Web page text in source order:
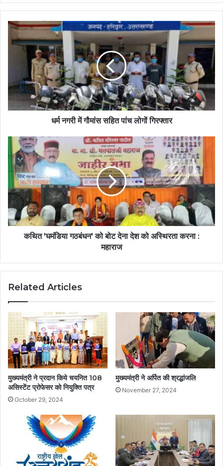
धर्म नगरी में गौमांस सहित पांच लोगों गिरफ्तार
कथित 'घमंडिया गठबंधन' को बोट देना देश को अस्थिरता करना :
महाराज
Related Articles
मुख्यमंत्री ने प्रदान किये चयनित 108
असिस्टेंट प्रोफेसर को नियुक्ति पत्र
October 29, 2024
मुख्यमंत्री ने अर्पित की श्रद्धांजलि
November 27, 2024